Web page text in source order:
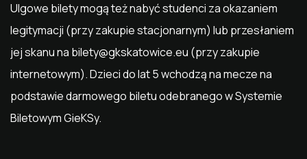
Ulgowe bilety mogą też nabyć studenci za okazaniem
legitymacji (przy zakupie stacjonarnym) lub przesłaniem
jej skanu na bilety@gkskatowice.eu (przy zakupie
internetowym). Dzieci do lat 5 wchodzą na mecze na
podstawie darmowego biletu odebranego w Systemie
Biletowym GieKSy.